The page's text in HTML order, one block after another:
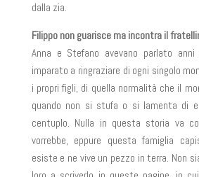
dalla zia.
Filippo non guarisce ma incontra il
Anna e Stefano avevano parlato anni
imparato a ringraziare di ogni singolo
i propri figli, di quella normalità che il
quando non si stufa o si lamenta di
centuplo. Nulla in questa storia va
vorrebbe, eppure questa famiglia
esiste e ne vive un pezzo in terra. Non